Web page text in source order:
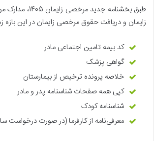
طبق بخشنامه جدید
زایمان و دریافت حقوق مرخصی زایمان در این بازه
کد بیمه تامین اجتماعی مادر
گواهی پزشک
خلاصه پرونده ترخیص از بیمارستان
کپی همه صفحات شناسنامه پدر و مادر
شناسنامه کودک
معرفی‌نامه از کارفرما (در صورت درخواست